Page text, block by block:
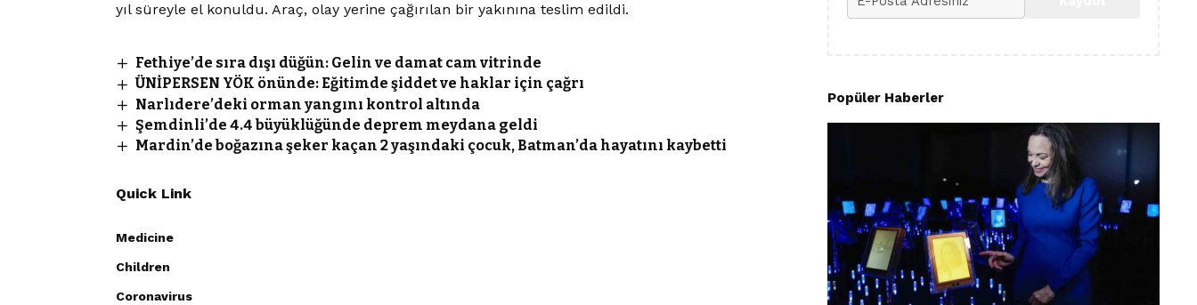
yıl süreyle el konuldu. Araç, olay yerine çağırılan bir yakınına teslim edildi.
Fethiye’de sıra dışı düğün: Gelin ve damat cam vitrinde
ÜNİPERSEN YÖK önünde: Eğitimde şiddet ve haklar için çağrı
Narlıdere’deki orman yangını kontrol altında
Şemdinli’de 4.4 büyüklüğünde deprem meydana geldi
Mardin’de boğazına şeker kaçan 2 yaşındaki çocuk, Batman’da hayatını kaybetti
Quick Link
Medicine
Children
Coronavirus
Popüler Haberler